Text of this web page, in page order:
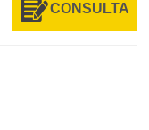
CONSULTA